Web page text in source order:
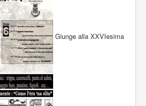
Giunge alla XXVIesima